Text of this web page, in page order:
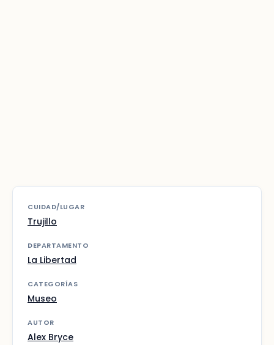
CUIDAD/LUGAR
Trujillo
DEPARTAMENTO
La Libertad
CATEGORÍAS
Museo
AUTOR
Alex Bryce